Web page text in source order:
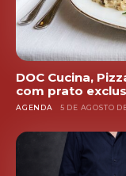
DOC Cucina,
com prato
AGENDA 5 DE AGOSTO